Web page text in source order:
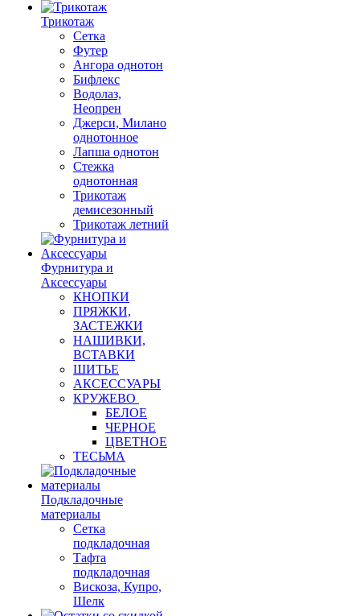
Трикотаж
Сетка
Футер
Ангора однотон
Бифлекс
Водолаз,
Неопрен
Джерси, Милано
однотонное
Лапша однотон
Стежка
однотонная
Трикотаж
демисезонный
Трикотаж летний
Фурнитура и
Аксессуары
КНОПКИ
ПРЯЖКИ,
ЗАСТЕЖКИ
НАШИВКИ,
ВСТАВКИ
ШИТЬЕ
АКСЕССУАРЫ
КРУЖЕВО
БЕЛОЕ
ЧЕРНОЕ
ЦВЕТНОЕ
ТЕСЬМА
Подкладочные
материалы
Сетка
подкладочная
Тафта
подкладочная
Вискоза, Купро,
Шелк